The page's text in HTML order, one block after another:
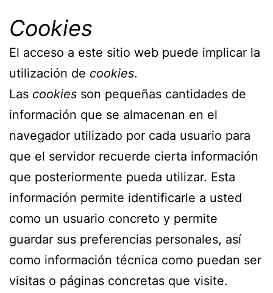
Cookies
El acceso a este sitio web puede implicar la
utilización de cookies.
Las cookies son pequeñas cantidades de
información que se almacenan en el
navegador utilizado por cada usuario para
que el servidor recuerde cierta información
que posteriormente pueda utilizar. Esta
información permite identificarle a usted
como un usuario concreto y permite
guardar sus preferencias personales, así
como información técnica como puedan ser
visitas o páginas concretas que visite.